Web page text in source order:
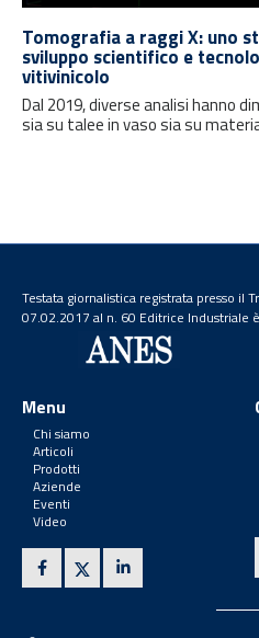
Tomografia a raggi X: uno
sviluppo scientifico e
vitivinicolo
Dal 2019, diverse analisi hanno
sia su talee in vaso sia su
Testata giornalistica registrata presso il
07.02.2017 al n. 60 Editrice Industriale
Menu
Chi siamo
Articoli
Prodotti
Aziende
Eventi
Video